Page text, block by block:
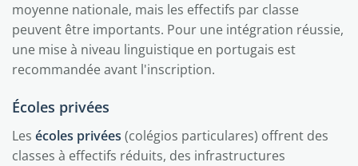
moyenne nationale, mais les effectifs par classe
peuvent être importants. Pour une intégration réussie,
une mise à niveau linguistique en portugais est
recommandée avant l'inscription.
Écoles privées
Les écoles privées (colégios particulares) offrent des
classes à effectifs réduits, des infrastructures